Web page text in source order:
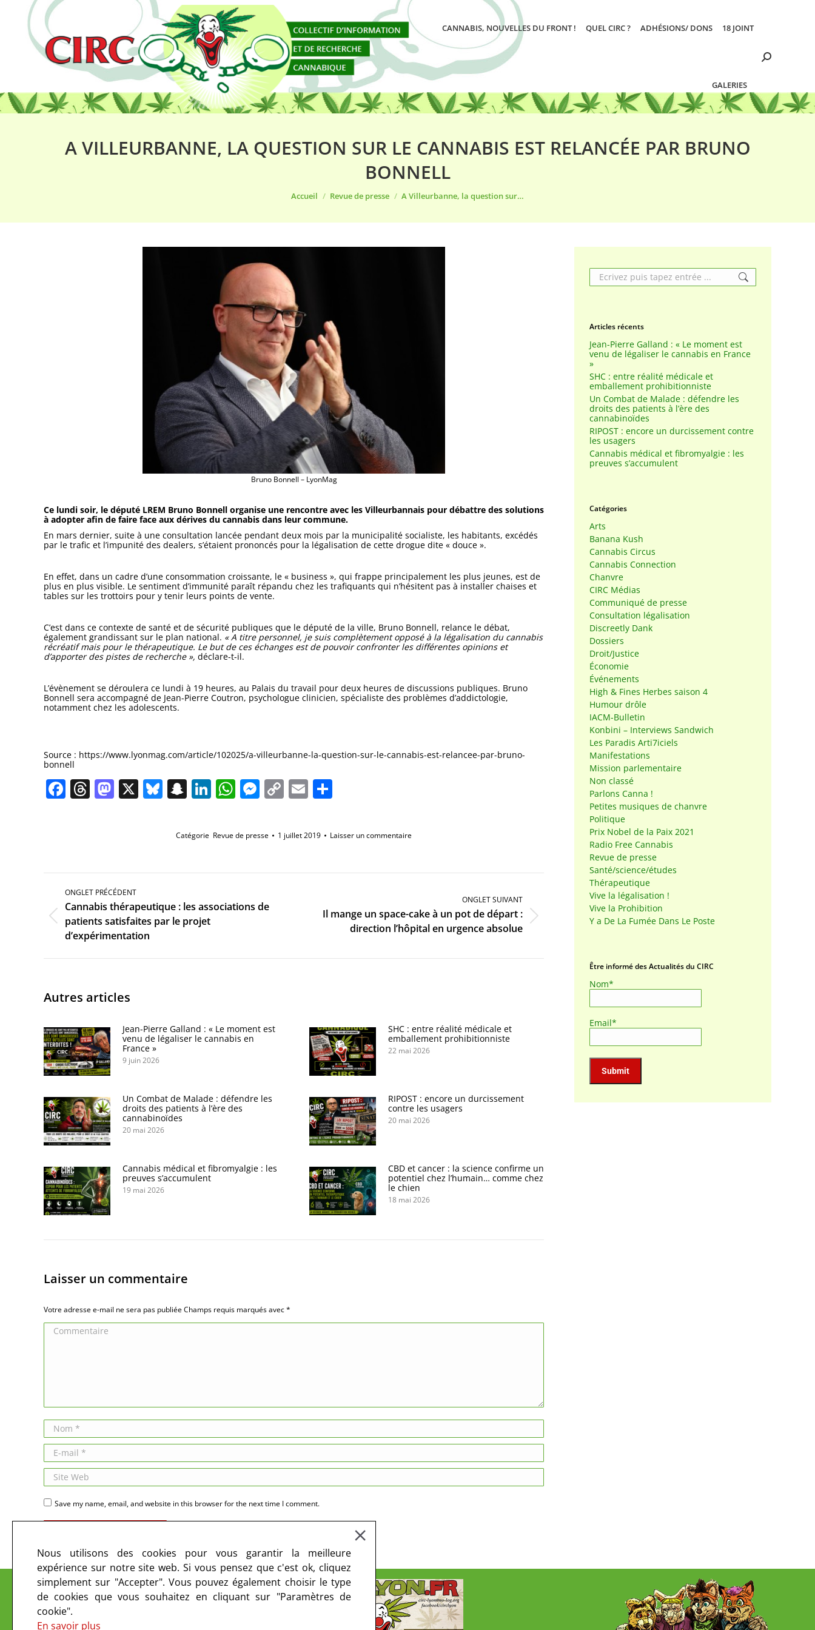
CANNABIS, NOUVELLES DU FRONT ! QUEL CIRC ? ADHÉSIONS/ DONS 18 JOINT
GALERIES
Search:
A VILLEURBANNE, LA QUESTION SUR LE CANNABIS EST RELANCÉE PAR BRUNO
BONNELL
Accueil Revue de presse A Villeurbanne, la question sur…
Bruno Bonnell – LyonMag
Ce lundi soir, le député LREM Bruno Bonnell organise une rencontre avec les Villeurbannais pour débattre des solutions
à adopter afin de faire face aux dérives du cannabis dans leur commune.
En mars dernier, suite à une consultation lancée pendant deux mois par la municipalité socialiste, les habitants, excédés
par le trafic et l’impunité des dealers, s’étaient prononcés pour la légalisation de cette drogue dite « douce ».
En effet, dans un cadre d’une consommation croissante, le « business », qui frappe principalement les plus jeunes, est de
plus en plus visible. Le sentiment d’immunité paraît répandu chez les trafiquants qui n’hésitent pas à installer chaises et
tables sur les trottoirs pour y tenir leurs points de vente.
C’est dans ce contexte de santé et de sécurité publiques que le député de la ville, Bruno Bonnell, relance le débat,
également grandissant sur le plan national. « A titre personnel, je suis complètement opposé à la légalisation du cannabis
récréatif mais pour le thérapeutique. Le but de ces échanges est de pouvoir confronter les différentes opinions et
d’apporter des pistes de recherche », déclare-t-il.
L’évènement se déroulera ce lundi à 19 heures, au Palais du travail pour deux heures de discussions publiques. Bruno
Bonnell sera accompagné de Jean-Pierre Coutron, psychologue clinicien, spécialiste des problèmes d’addictologie,
notamment chez les adolescents.
Source : https://www.lyonmag.com/article/102025/a-villeurbanne-la-question-sur-le-cannabis-est-relancee-par-bruno-
bonnell
Facebook
Threads
Mastodon
X Bluesky
Snapchat
LinkedIn
WhatsApp
Messenger
CopyEmail
Catégorie Revue de presse 1 juillet 2019 Laisser un commentaire
Navigation
commentaire
ONGLET PRÉCÉDENT
Onglet
précédent
Cannabis thérapeutique : les associations de
patients satisfaites par le projet
d’expérimentation
ONGLET SUIVANT
Onglet
Il mange un space-cake à un pot de départ :
direction l’hôpital en urgence absolue
Autres articles
Jean-Pierre Galland : « Le moment est
venu de légaliser le cannabis en
France »
9 juin 2026
SHC : entre réalité médicale et
emballement prohibitionniste
22 mai 2026
Un Combat de Malade : défendre les
droits des patients à l’ère des
cannabinoïdes
20 mai 2026
RIPOST : encore un durcissement
contre les usagers
20 mai 2026
Cannabis médical et fibromyalgie : les
preuves s’accumulent
19 mai 2026
CBD et cancer : la science confirme un
potentiel chez l’humain… comme chez
le chien
18 mai 2026
Laisser un commentaire
Votre adresse e-mail ne sera pas publiée Champs requis marqués avec*
Commentaire
Nom *
E-mail *
Site Web
Save my name, email, and website in this browser for the next time I comment.
Search:
Articles récents
Jean-Pierre Galland : « Le moment est
venu de légaliser le cannabis en France
»
SHC : entre réalité médicale et
emballement prohibitionniste
Un Combat de Malade : défendre les
droits des patients à l’ère des
cannabinoïdes
RIPOST : encore un durcissement contre
les usagers
Cannabis médical et fibromyalgie : les
preuves s’accumulent
Catégories
Arts
Banana Kush
Cannabis Circus
Cannabis Connection
Chanvre
CIRC Médias
Communiqué de presse
Consultation légalisation
Discreetly Dank
Dossiers
Droit/Justice
Économie
Événements
High & Fines Herbes saison 4
Humour drôle
IACM-Bulletin
Konbini – Interviews Sandwich
Les Paradis Arti7iciels
Manifestations
Mission parlementaire
Non classé
Parlons Canna !
Petites musiques de chanvre
Politique
Prix Nobel de la Paix 2021
Radio Free Cannabis
Revue de presse
Santé/science/études
Thérapeutique
Vive la légalisation !
Vive la Prohibition
Y a De La Fumée Dans Le Poste
Être informé des Actualités du CIRC
Nom*
Email*
Le CIRC sur les ondes et sur le web
Nous utilisons des cookies pour vous garantir la meilleure
expérience sur notre site web. Si vous pensez que c'est ok, cliquez
simplement sur "Accepter". Vous pouvez également choisir le type
de cookies que vous souhaitez en cliquant sur "Paramètres de
cookie".
En savoir plus